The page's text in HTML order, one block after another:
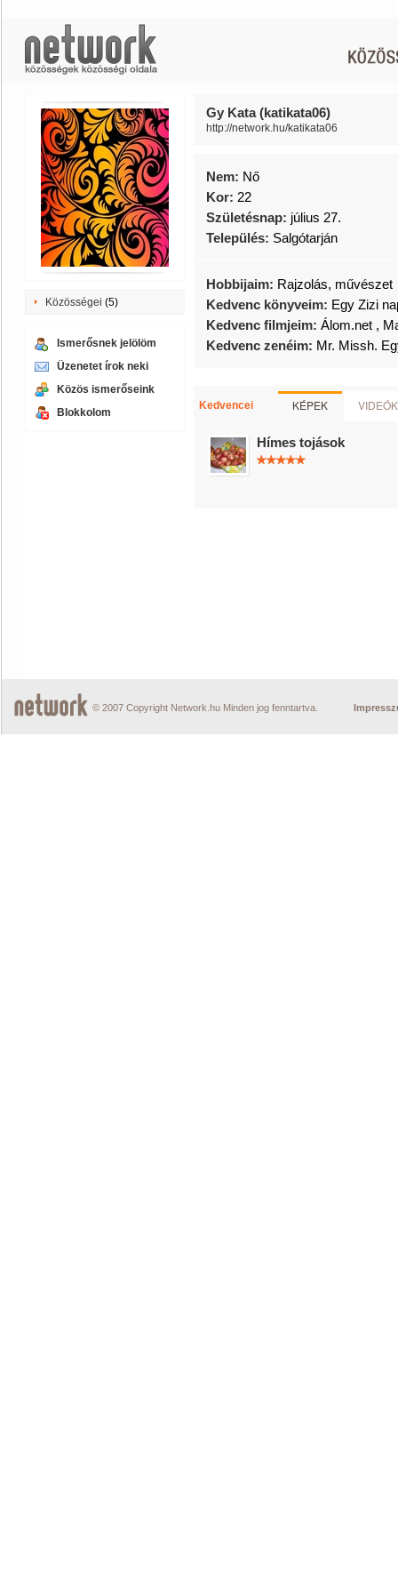
Közösségei (5)
Ismerősnek jelölöm
Üzenetet írok neki
Közös ismerőseink
Blokkolom
Gy Kata (katikata06)
http://network.hu/katikata06
Nem: Nő
Kor: 22
Születésnap: július 27.
Település: Salgótarján
Hobbijaim: Rajzolás, művészet
Kedvenc könyveim: Egy Zizi
Kedvenc filmjeim: Álom.net ,
Kedvenc zenéim: Mr. Missh.
Kedvencei KÉPEK VIDEÓK
Hímes tojások
© 2007 Copyright Network.hu Minden jog fenntartva.